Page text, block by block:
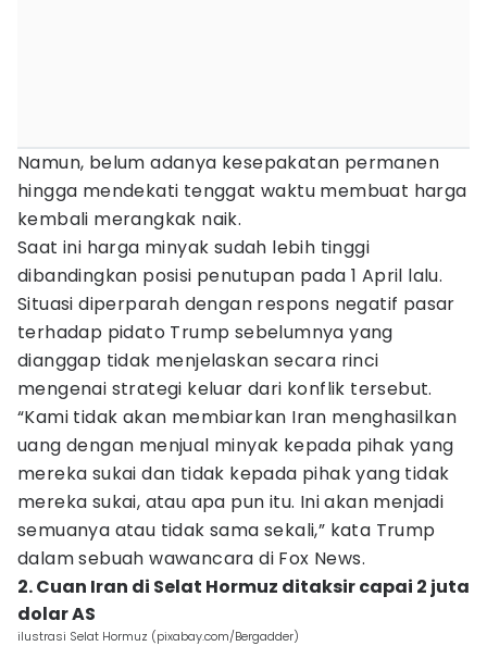
Namun, belum adanya kesepakatan permanen
hingga mendekati tenggat waktu membuat harga
kembali merangkak naik.
Saat ini harga minyak sudah lebih tinggi
dibandingkan posisi penutupan pada 1 April lalu.
Situasi diperparah dengan respons negatif pasar
terhadap pidato Trump sebelumnya yang
dianggap tidak menjelaskan secara rinci
mengenai strategi keluar dari konflik tersebut.
“Kami tidak akan membiarkan Iran menghasilkan
uang dengan menjual minyak kepada pihak yang
mereka sukai dan tidak kepada pihak yang tidak
mereka sukai, atau apa pun itu. Ini akan menjadi
semuanya atau tidak sama sekali,” kata Trump
dalam sebuah wawancara di Fox News.
2. Cuan Iran di Selat Hormuz ditaksir capai 2 juta
dolar AS
ilustrasi Selat Hormuz (pixabay.com/Bergadder)